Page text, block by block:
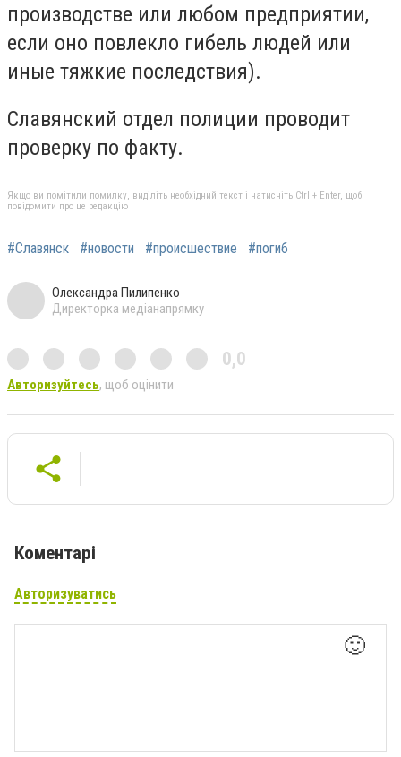
производстве или любом предприятии,
если оно повлекло гибель людей или
иные тяжкие последствия).
Славянский отдел полиции проводит
проверку по факту.
Якщо ви помітили помилку, виділіть необхідний текст і натисніть Ctrl + Enter, щоб
повідомити про це редакцію
#Славянск #новости #происшествие #погиб
Олександра Пилипенко
Директорка медіанапрямку
0,0
Авторизуйтесь, щоб оцінити
Коментарі
Авторизуватись
🙂